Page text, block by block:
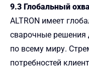
9.3 Глобальный
ALTRON имеет
сварочные решения
по всему миру.
потребностей